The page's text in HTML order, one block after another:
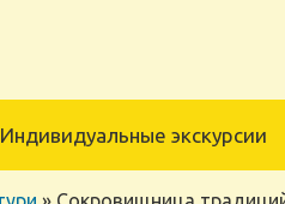
Индивидуальные экскурсии